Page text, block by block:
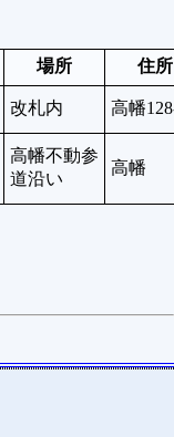
場所 住所
改札内 高幡
高幡不動参
道沿い
高幡